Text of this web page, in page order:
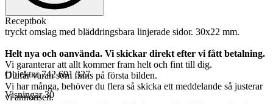
Receptbok
tryckt omslag med bläddringsbara linjerade sidor. 30x22 mm.
Helt nya och oanvända. Vi skickar direkt efter vi fått betalning.
Vi garanterar att allt kommer fram helt och fint till dig.
Du får varan som finns på första bilden.
Vi har många, behöver du flera så skicka ett meddelande så justerar
vi annonsen.
Objektnr 742 691 327
Visningar 30